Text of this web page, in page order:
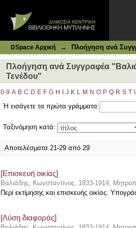
DSpace Αρχική → Πλοήγηση ανά
Πλοήγηση ανά Συγγραφέα
Τενέδου"
0-9 A B C D E F G H J K L M N O P Q R S T
Ή εισάγετε τα πρώτα γράμματα:
Ταξινόμηση κατά:
Αποτελέσματα 21-29 από 29
[Επισκευή οικίας]
Βαλιάδης, Κωνσταντίνος, 1833-1914,
Περί εκτίμησης και επισκευής οικίας.
[Λύση διαφοράς]